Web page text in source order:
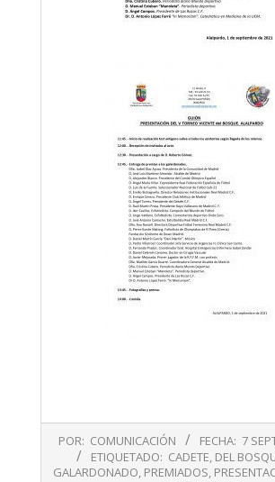
09-
07
POR: COMUNICACIÓN FECHA: 7
ETIQUETADO: CADETE, DEL
GALARDONADO, PREMIADOS,